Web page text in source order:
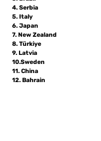
4. Serbia
5. Italy
6. Japan
7. New Zealand
8. Türkiye
9. Latvia
10.Sweden
11. China
12. Bahrain